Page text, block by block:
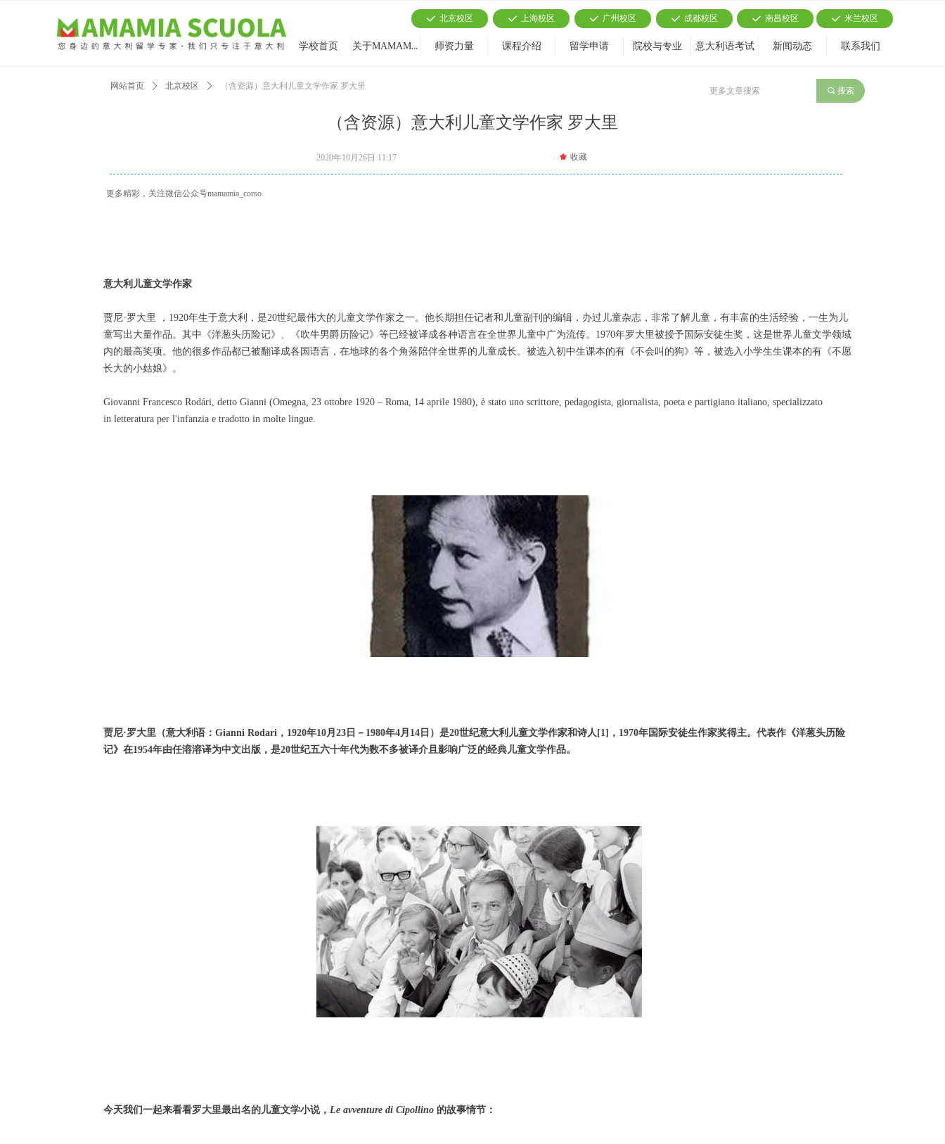
学校首页 关于MAMAMIA 师资力量 课程介绍 留学申请 院校与专业 意大利语考试 新闻动态 联系我们
끳 广州校区
끳 北京校区 끳 上海校区 끳 成都校区 끳 南昌校区 끳 米兰校区
（含资源）意大利儿童文学作家 罗大里
网站首页 ꄲ 北京校区 ꄲ （含资源）意大利儿童文学作家 罗大里
意大利儿童文学作家
贾尼·罗大里 ，1920年生于意大利，是20世纪最伟大的儿童文学作家之一。他长期担任记者和儿童副刊的编辑，办过儿童杂志，非常了解儿童，有丰富的生活经验，一生为儿
童写出大量作品。其中《洋葱头历险记》、《吹牛男爵历险记》等已经被译成各种语言在全世界儿童中广为流传。1970年罗大里被授予国际安徒生奖，这是世界儿童文学领域
内的最高奖项。他的很多作品都已被翻译成各国语言，在地球的各个角落陪伴全世界的儿童成长。被选入初中生课本的有《不会叫的狗》等，被选入小学生生课本的有《不愿
长大的小姑娘》。
Giovanni Francesco Rodári, detto Gianni (Omegna, 23 ottobre 1920 – Roma, 14 aprile 1980), è stato uno scrittore, pedagogista, giornalista, poeta e partigiano italiano, specializzato
in letteratura per l'infanzia e tradotto in molte lingue.
贾尼·罗大里（意大利语：Gianni Rodari，1920年10月23日－1980年4月14日）是20世纪意大利儿童文学作家和诗人[1]，1970年国际安徒生作家奖得主。代表作《洋葱头历险
记》在1954年由任溶溶译为中文出版，是20世纪五六十年代为数不多被译介且影响广泛的经典儿童文学作品。
今天我们一起来看看罗大里最出名的儿童文学小说， Le avventure di Cipollino 的故事情节：
2020年10月26日 11:17 끄 收藏
更多精彩，关注微信公众号mamamia_corso
끠 搜索